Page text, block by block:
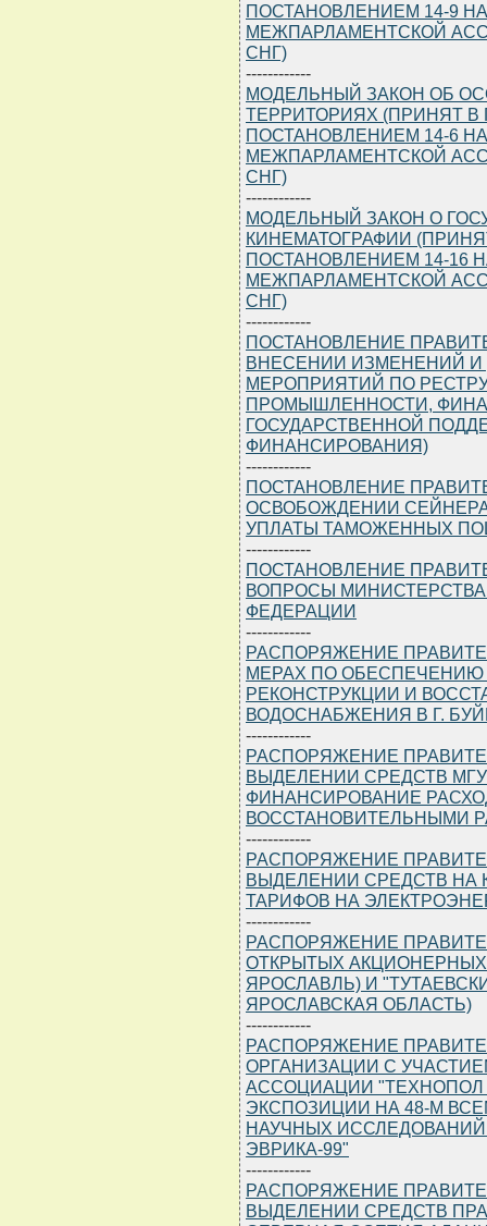
ПОСТАНОВЛЕНИЕМ 14-9
МЕЖПАРЛАМЕНТСКОЙ
СНГ)
------------
МОДЕЛЬНЫЙ ЗАКОН ОБ
ТЕРРИТОРИЯХ (ПРИНЯТ В
ПОСТАНОВЛЕНИЕМ 14-6
МЕЖПАРЛАМЕНТСКОЙ
СНГ)
------------
МОДЕЛЬНЫЙ ЗАКОН О
КИНЕМАТОГРАФИИ
ПОСТАНОВЛЕНИЕМ 14-16
МЕЖПАРЛАМЕНТСКОЙ
СНГ)
------------
ПОСТАНОВЛЕНИЕ
ВНЕСЕНИИ ИЗМЕНЕНИЙ
МЕРОПРИЯТИЙ ПО
ПРОМЫШЛЕННОСТИ,
ГОСУДАРСТВЕННОЙ
ФИНАНСИРОВАНИЯ)
------------
ПОСТАНОВЛЕНИЕ
ОСВОБОЖДЕНИИ СЕЙНЕРА
УПЛАТЫ ТАМОЖЕННЫХ
------------
ПОСТАНОВЛЕНИЕ
ВОПРОСЫ
ФЕДЕРАЦИИ
------------
РАСПОРЯЖЕНИЕ
МЕРАХ ПО
РЕКОНСТРУКЦИИ И
ВОДОСНАБЖЕНИЯ В Г.
------------
РАСПОРЯЖЕНИЕ
ВЫДЕЛЕНИИ СРЕДСТВ
ФИНАНСИРОВАНИЕ
ВОССТАНОВИТЕЛЬНЫМИ
------------
РАСПОРЯЖЕНИЕ
ВЫДЕЛЕНИИ СРЕДСТВ НА
ТАРИФОВ НА
------------
РАСПОРЯЖЕНИЕ
ОТКРЫТЫХ АКЦИОНЕРНЫХ
ЯРОСЛАВЛЬ) И
ЯРОСЛАВСКАЯ ОБЛАСТЬ)
------------
РАСПОРЯЖЕНИЕ
ОРГАНИЗАЦИИ С
АССОЦИАЦИИ
ЭКСПОЗИЦИИ НА 48-М
НАУЧНЫХ
ЭВРИКА-99"
------------
РАСПОРЯЖЕНИЕ
ВЫДЕЛЕНИИ СРЕДСТВ